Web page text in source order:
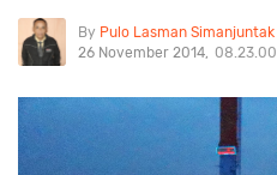
Pulo Lasman Simanjuntak
26 November 2014 08.23.00